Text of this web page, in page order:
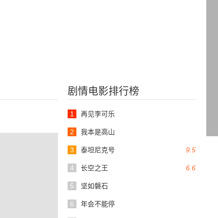
剧情电影排行榜
1 再见李可乐
2 我本是高山
9.5
3 泰坦尼克号
6.6
4 长空之王
5 坚如磐石
6 年会不能停